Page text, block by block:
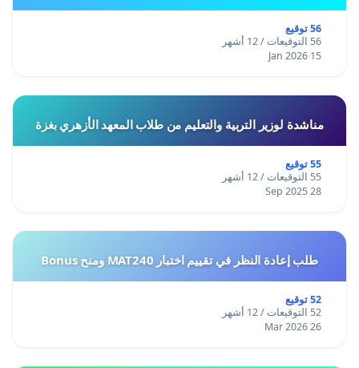
56 توقيع
56 التوقيعات / 12 أشهر
15 Jan 2026
مناشدة لوزير التربية والتعليم من طلاب المعهد الأزهري بغزة
55 توقيع
55 التوقيعات / 12 أشهر
28 Sep 2025
طلب إعادة النظر في تقييم اختبار MAT240 ومنح Bonus
52 توقيع
52 التوقيعات / 12 أشهر
26 Mar 2026